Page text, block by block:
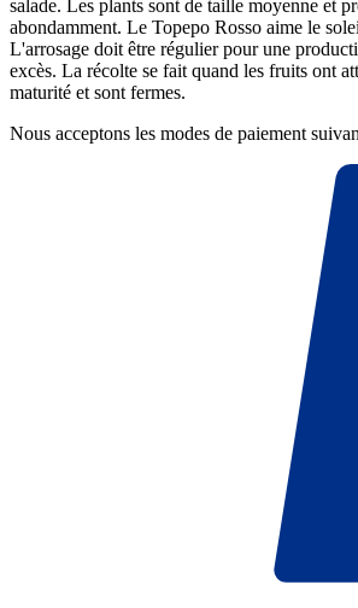
salade. Les plants sont de taille moyenne et
abondamment. Le Topepo Rosso aime le
L'arrosage doit être régulier pour une
excès. La récolte se fait quand les fruits ont
maturité et sont fermes.
Nous acceptons les modes de paiement